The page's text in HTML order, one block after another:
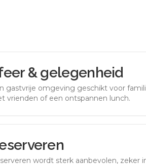
& gelegenheid
gastvrije omgeving geschikt voor
vrienden of een ontspannen lunch.
wordt sterk aanbevolen, zeker